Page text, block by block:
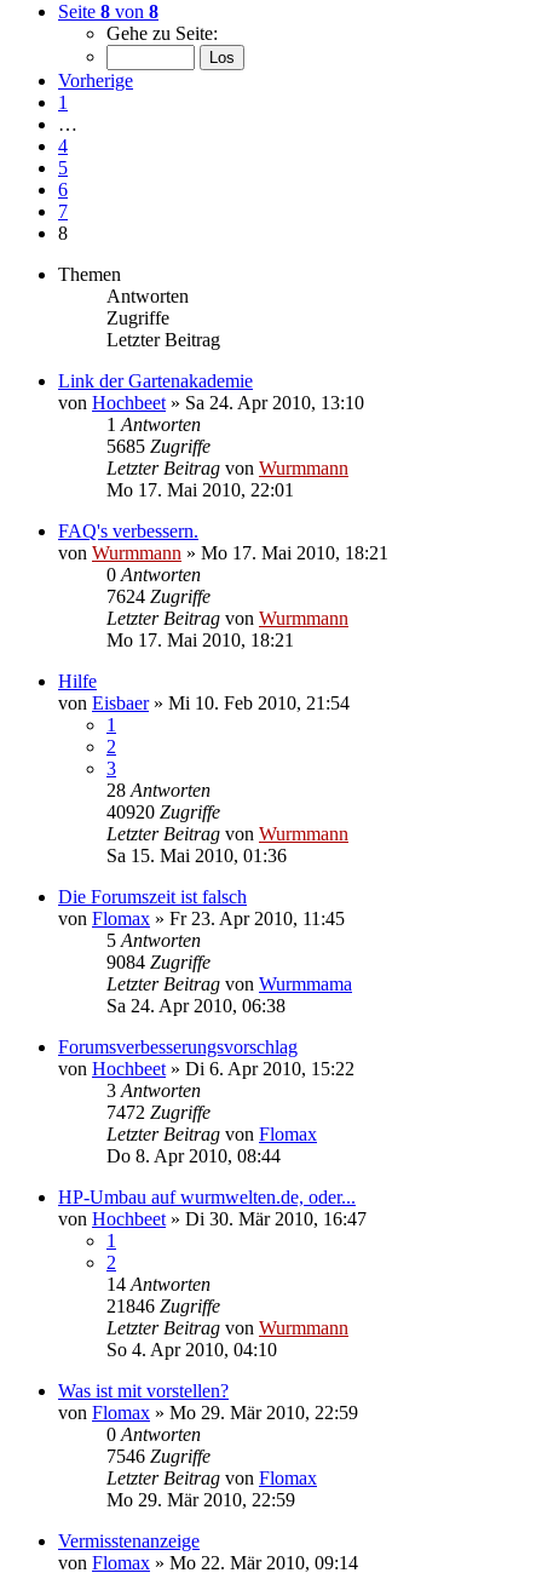
Seite 8 von 8
Gehe zu Seite:
Vorherige
1
…
4
5
6
7
8
Themen
Antworten
Zugriffe
Letzter Beitrag
Link der Gartenakademie
von Hochbeet » Sa 24. Apr 2010, 13:10
1 Antworten
5685 Zugriffe
Letzter Beitrag von Wurmmann
Mo 17. Mai 2010, 22:01
FAQ's verbessern.
von Wurmmann » Mo 17. Mai 2010, 18:21
0 Antworten
7624 Zugriffe
Letzter Beitrag von Wurmmann
Mo 17. Mai 2010, 18:21
Hilfe
von Eisbaer» Mi 10. Feb 2010, 21:54
1
2
3
28 Antworten
40920 Zugriffe
Letzter Beitrag von Wurmmann
Sa 15. Mai 2010, 01:36
Die Forumszeit ist falsch
von Flomax » Fr 23. Apr 2010, 11:45
5 Antworten
9084 Zugriffe
Letzter Beitrag von Wurmmama
Sa 24. Apr 2010, 06:38
Forumsverbesserungsvorschlag
von Hochbeet » Di 6. Apr 2010, 15:22
3 Antworten
7472 Zugriffe
Letzter Beitrag von Flomax
Do 8. Apr 2010, 08:44
HP-Umbau auf wurmwelten.de, oder...
von Hochbeet » Di 30. Mär 2010, 16:47
1
2
14 Antworten
21846 Zugriffe
Letzter Beitrag von Wurmmann
So 4. Apr 2010, 04:10
Was ist mit vorstellen?
von Flomax » Mo 29. Mär 2010, 22:59
0 Antworten
7546 Zugriffe
Letzter Beitrag von Flomax
Mo 29. Mär 2010, 22:59
Vermisstenanzeige
von Flomax » Mo 22. Mär 2010, 09:14